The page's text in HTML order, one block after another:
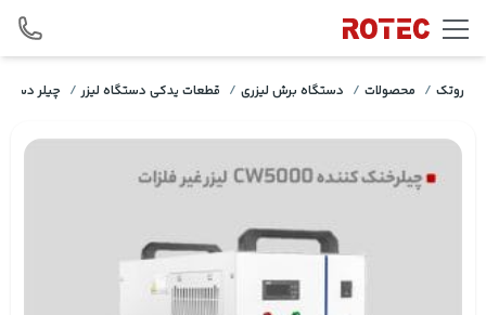
Skip to content
روتک / محصولات / دستگاه برش لیزری / قطعات یدکی دستگاه لیزر / چیلر